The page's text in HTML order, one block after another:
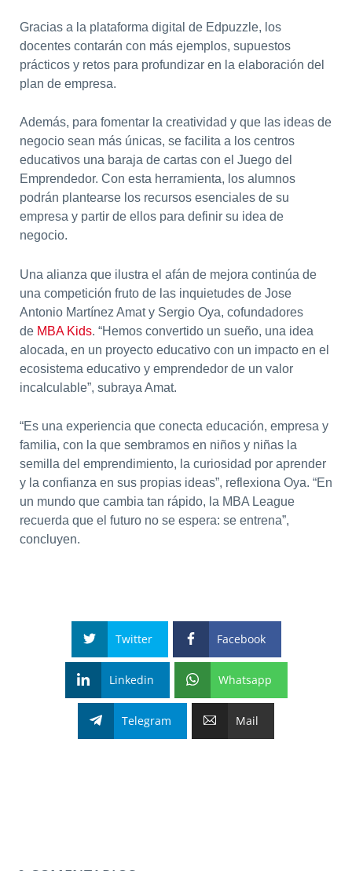
Gracias a la plataforma digital de Edpuzzle, los
docentes contarán con más ejemplos, supuestos
prácticos y retos para profundizar en la elaboración del
plan de empresa.
Además, para fomentar la creatividad y que las ideas de
negocio sean más únicas, se facilita a los centros
educativos una baraja de cartas con el Juego del
Emprendedor. Con esta herramienta, los alumnos
podrán plantearse los recursos esenciales de su
empresa y partir de ellos para definir su idea de
negocio.
Una alianza que ilustra el afán de mejora continúa de
una competición fruto de las inquietudes de Jose
Antonio Martínez Amaty Sergio Oya, cofundadores
de MBA Kids. “Hemos convertido un sueño, una idea
alocada, en un proyecto educativo con un impacto en el
ecosistema educativo y emprendedor de un valor
incalculable”, subraya Amat.
“Es una experiencia que conecta educación, empresa y
familia, con la que sembramos en niños y niñas la
semilla del emprendimiento, la curiosidad por aprender
y la confianza en sus propias ideas”, reflexiona Oya. “En
un mundo que cambia tan rápido, la MBA League
recuerda que el futuro no se espera: se entrena”,
concluyen.
Twitter Facebook
Linkedin Whatsapp
Telegram Mail